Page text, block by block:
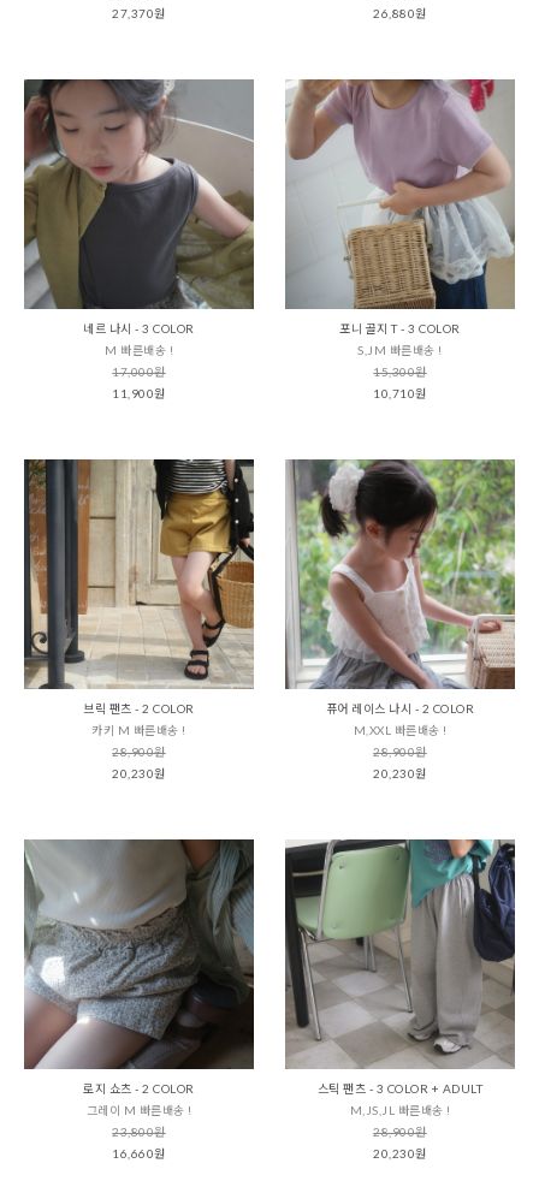
27,370원
26,880원
네르 나시 - 3 COLOR
M 빠른배송 !
17,000원
11,900원
포니 골지 T - 3 COLOR
S,JM 빠른배송 !
15,300원
10,710원
브릭 팬츠 - 2 COLOR
카키 M 빠른배송 !
28,900원
20,230원
퓨어 레이스 나시 - 2 COLOR
M,XXL 빠른배송 !
28,900원
20,230원
로지 쇼츠 - 2 COLOR
그레이 M 빠른배송 !
23,800원
16,660원
스틱 팬츠 - 3 COLOR + ADULT
M,JS,JL 빠른배송 !
28,900원
20,230원